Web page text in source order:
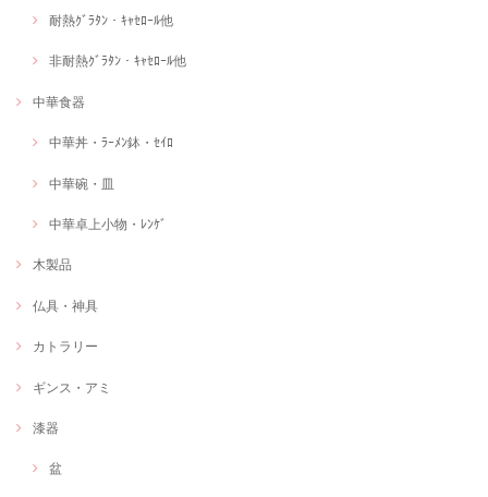
耐熱ｸﾞﾗﾀﾝ・ｷｬｾﾛｰﾙ他
非耐熱ｸﾞﾗﾀﾝ・ｷｬｾﾛｰﾙ他
中華食器
中華丼・ﾗｰﾒﾝ鉢・ｾｲﾛ
中華碗・皿
中華卓上小物・ﾚﾝｹﾞ
木製品
仏具・神具
カトラリー
ギンス・アミ
漆器
盆